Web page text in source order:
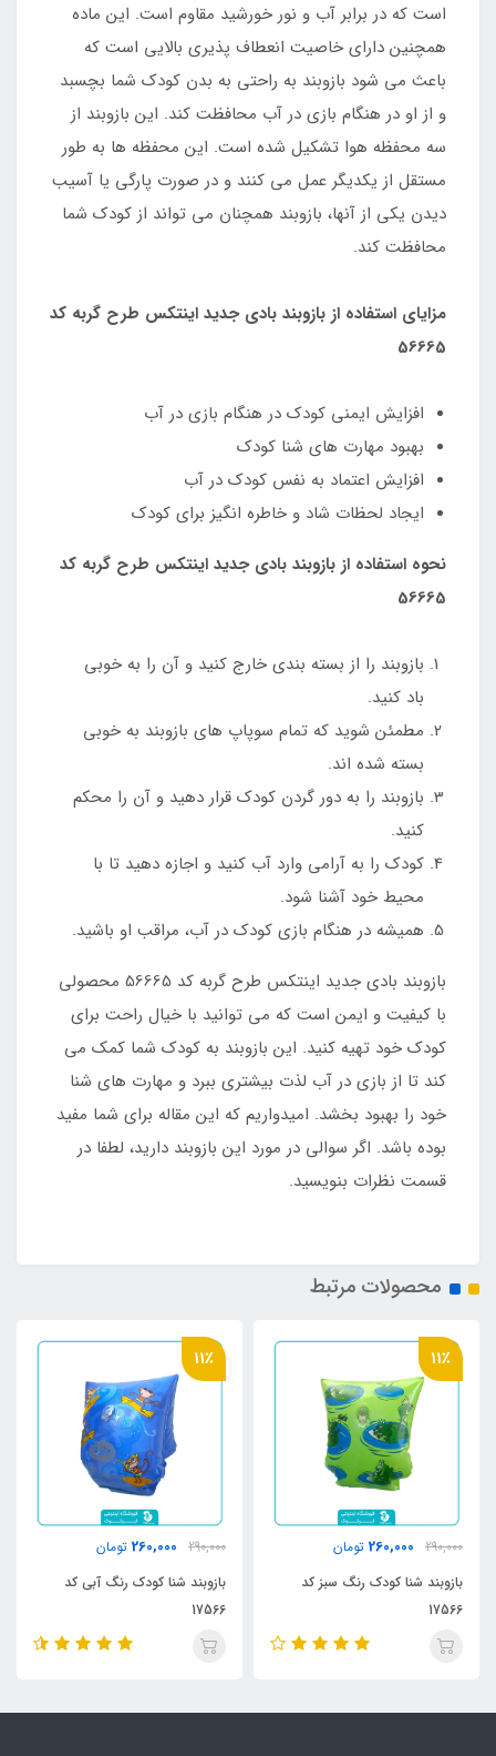
است که در برابر آب و نور خورشید مقاوم است. این ماده
همچنین دارای خاصیت انعطاف پذیری بالایی است که
باعث می شود بازوبند به راحتی به بدن کودک شما بچسبد
و از او در هنگام بازی در آب محافظت کند. این بازوبند از
سه محفظه هوا تشکیل شده است. این محفظه ها به طور
مستقل از یکدیگر عمل می کنند و در صورت پارگی یا آسیب
دیدن یکی از آنها، بازوبند همچنان می تواند از کودک شما
محافظت کند.
مزایای استفاده از بازوبند بادی جدید اینتکس طرح گربه کد
56665
افزایش ایمنی کودک در هنگام بازی در آب
بهبود مهارت های شنا کودک
افزایش اعتماد به نفس کودک در آب
ایجاد لحظات شاد و خاطره انگیز برای کودک
نحوه استفاده از بازوبند بادی جدید اینتکس طرح گربه کد
56665
بازوبند را از بسته بندی خارج کنید و آن را به خوبی
باد کنید.
مطمئن شوید که تمام سوپاپ های بازوبند به خوبی
بسته شده اند.
بازوبند را به دور گردن کودک قرار دهید و آن را محکم
کنید.
کودک را به آرامی وارد آب کنید و اجازه دهید تا با
محیط خود آشنا شود.
همیشه در هنگام بازی کودک در آب، مراقب او باشید.
بازوبند بادی جدید اینتکس طرح گربه کد 56665 محصولی
با کیفیت و ایمن است که می توانید با خیال راحت برای
کودک خود تهیه کنید. این بازوبند به کودک شما کمک می
کند تا از بازی در آب لذت بیشتری ببرد و مهارت های شنا
خود را بهبود بخشد. امیدواریم که این مقاله برای شما مفید
بوده باشد. اگر سوالی در مورد این بازوبند دارید، لطفا در
قسمت نظرات بنویسید.
محصولات مرتبط
11٪
290,000
260,000 تومان
بازوبند شنا کودک رنگ سبز کد
17566
11٪
290,000
260,000 تومان
بازوبند شنا کودک رنگ آبی کد
17566